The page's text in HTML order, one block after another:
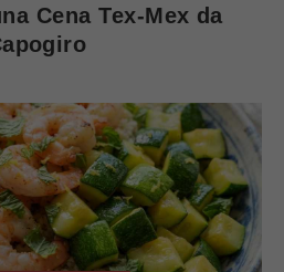
Cena Tex-Mex da